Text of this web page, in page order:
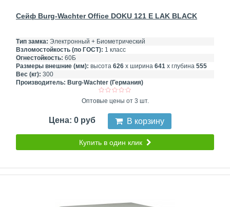
Сейф Burg-Wachter Office DOKU 121 E LAK BLACK
Тип замка: Электронный + Биометрический
Взломостойкость (по ГОСТ): 1 класс
Огнестойкость: 60Б
Размеры внешние (мм): высота 626 х ширина 641 х глубина 555
Вес (кг): 300
Производитель: Burg-Wachter (Германия)
Оптовые цены от 3 шт.
Цена: 0 руб В корзину
Купить в один клик